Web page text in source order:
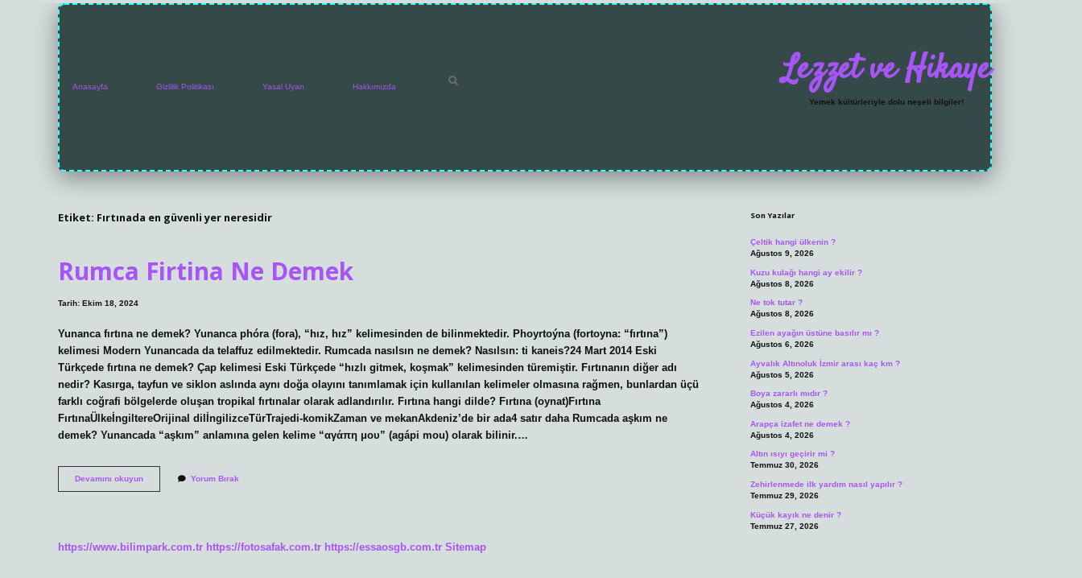
Anasayfa Gizlilik Politikası Yasal Uyarı Hakkımızda Lezzet ve Hikaye
Yemek kültürleriyle dolu neşeli bilgiler!
Etiket: Fırtınada en güvenli yer neresidir
Rumca Firtina Ne Demek
Tarih: Ekim 18, 2024
Yunanca fırtına ne demek? Yunanca phóra (fora), “hız, hız” kelimesinden de bilinmektedir. Phoyrtoýna (fortoyna: “fırtına”)
kelimesi Modern Yunancada da telaffuz edilmektedir. Rumcada nasılsın ne demek? Nasılsın: ti kaneis?24 Mart 2014 Eski
Türkçede fırtına ne demek? Çap kelimesi Eski Türkçede “hızlı gitmek, koşmak” kelimesinden türemiştir. Fırtınanın diğer adı
nedir? Kasırga, tayfun ve siklon aslında aynı doğa olayını tanımlamak için kullanılan kelimeler olmasına rağmen, bunlardan üçü
farklı coğrafi bölgelerde oluşan tropikal fırtınalar olarak adlandırılır. Fırtına hangi dilde? Fırtına (oynat)Fırtına
FırtınaÜlkeİngiltereOrijinal dilİngilizceTürTrajedi-komikZaman ve mekanAkdeniz’de bir ada4 satır daha Rumcada aşkım ne
demek? Yunancada “aşkım” anlamına gelen kelime “αγάπη μου” (agápi mou) olarak bilinir.…
Devamını okuyunRumca
Firtina
Yorum Bırak
https://www.bilimpark.com.tr https://fotosafak.com.tr https://essaosgb.com.tr Sitemap
Sidebar
Son Yazılar
Çeltik hangi ülkenin ?
Ağustos 9, 2026
Kuzu kulağı hangi ay ekilir ?
Ağustos 8, 2026
Ne tok tutar ?
Ağustos 8, 2026
Ezilen ayağın üstüne basılır mı ?
Ağustos 6, 2026
Ayvalık Altınoluk İzmir arası kaç km ?
Ağustos 5, 2026
Boya zararlı mıdır ?
Ağustos 4, 2026
Arapça izafet ne demek ?
Ağustos 4, 2026
Altın ısıyı geçirir mi ?
Temmuz 30, 2026
Zehirlenmede ilk yardım nasıl yapılır ?
Temmuz 29, 2026
Küçük kayık ne denir ?
Temmuz 27, 2026